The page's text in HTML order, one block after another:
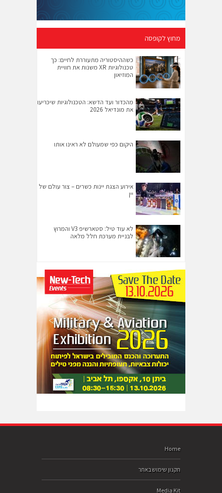
מחוץ לקופסה
כשההיסטוריה מתעוררת לחיים: כך
טכנולוגיות XR משנות את חוויית
המוזיאון
מהכדור ועד הדשא: הטכנולוגיות שיכריעו
את מונדיאל 2026
היקום כפי שמעולם לא ראינו אותו
אירוע הצגת יינות כשרים – צור עולם של
יין
לא עוד טיל: סטארשיפ V3 והמרוץ
לבניית מערכת חלל מלאה
Home
תקנון שימוש באתר
Media Kit